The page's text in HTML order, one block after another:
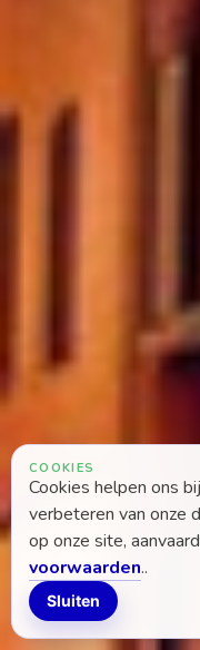
COOKIES
Cookies helpen ons
verbeteren van onze
op onze site,
voorwaarden..
Sluiten